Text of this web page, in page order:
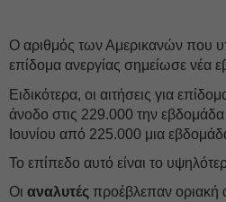
O αριθμός των Αμερικανών που
επίδομα ανεργίας σημείωσε νέα
Ειδικότερα, οι αιτήσεις για
άνοδο στις 229.000 την
Ιουνίου από 225.000 μια
Το επίπεδο αυτό είναι το
Οι αναλυτές προέβλεπαν οριακή